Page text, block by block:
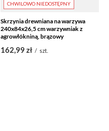
CHWILOWO NIEDOSTĘPNY
Skrzynia drewniana na warzywa
240x84x26,5 cm warzywniak z
agrowłókniną, brązowy
162,99 zł / szt.